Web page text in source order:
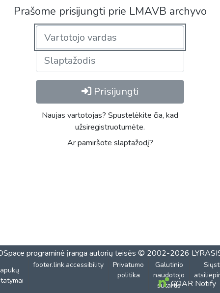
Prašome prisijungti prie LMAVB archyvo
Prisijungti
Naujas vartotojas? Spustelėkite čia, kad
užsiregistruotumėte.
Ar pamiršote slaptažodį?
programinė įranga autorių teisės © 2002-2026
footer.link.accessibility
Privatumo
politika
Galutinio
naudotojo
sutartisCOAR Notify